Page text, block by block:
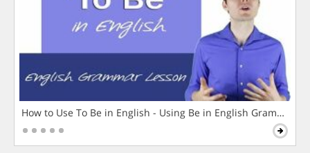
How to Use To Be in English - Using Be in English Grammar